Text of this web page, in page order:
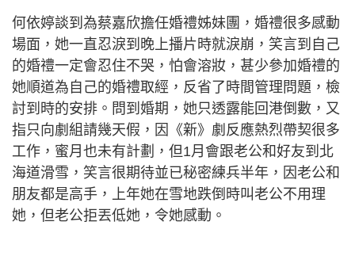
何依婷談到為蔡嘉欣擔任婚禮姊妹團，婚禮很多感動
場面，她一直忍淚到晚上播片時就淚崩，笑言到自己
的婚禮一定會忍住不哭，怕會溶妝，甚少參加婚禮的
她順道為自己的婚禮取經，反省了時間管理問題，檢
討到時的安排。問到婚期，她只透露能回港倒數，又
指只向劇組請幾天假，因《新》劇反應熱烈帶契很多
工作，蜜月也未有計劃，但1月會跟老公和好友到北
海道滑雪，笑言很期待並已秘密練兵半年，因老公和
朋友都是高手，上年她在雪地跌倒時叫老公不用理
她，但老公拒丟低她，令她感動。